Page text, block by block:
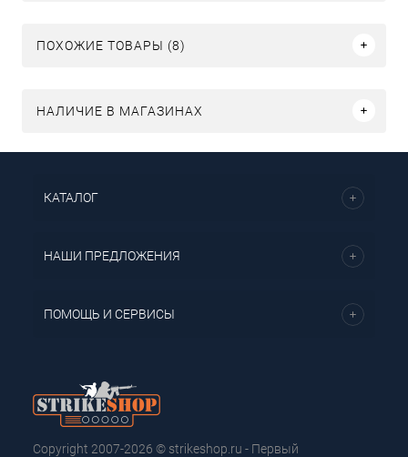
ПОХОЖИЕ ТОВАРЫ (8)
НАЛИЧИЕ В МАГАЗИНАХ
КАТАЛОГ
НАШИ ПРЕДЛОЖЕНИЯ
ПОМОЩЬ И СЕРВИСЫ
Copyright 2007-2026 © strikeshop.ru - Первый